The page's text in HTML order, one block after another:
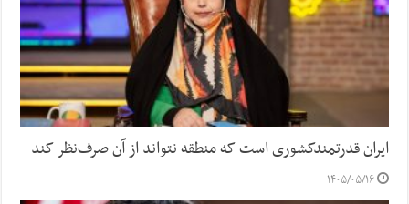
ایران قدرتمندکشوری است که منطقه نتواند از آن صرف‌نظر کند
۱۴۰۵/۰۵/۱۶